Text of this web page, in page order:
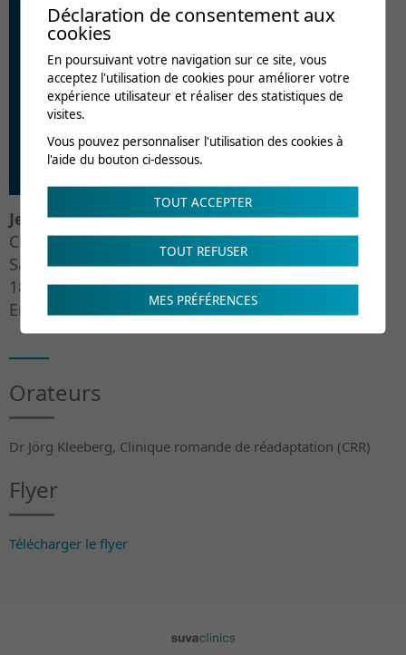
Jeudi 16 mars 2017
Clinique romande de réadaptation
Salle « La Borgne »
18h30
Entrée libre
Orateurs
Dr Jörg Kleeberg, Clinique romande de réadaptation (CRR)
Flyer
Télécharger le flyer
Déclaration de consentement aux
cookies
En poursuivant votre navigation sur ce site, vous
acceptez l'utilisation de cookies pour améliorer votre
expérience utilisateur et réaliser des statistiques de
visites.
Vous pouvez personnaliser l'utilisation des cookies à
l'aide du bouton ci-dessous.
TOUT ACCEPTER
TOUT REFUSER
MES PRÉFÉRENCES